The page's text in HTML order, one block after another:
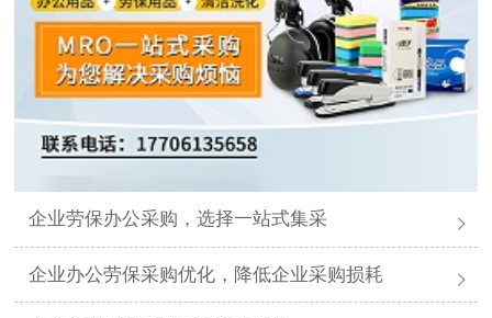
企业劳保办公采购，选择一站式集采
企业办公劳保采购优化，降低企业采购损耗